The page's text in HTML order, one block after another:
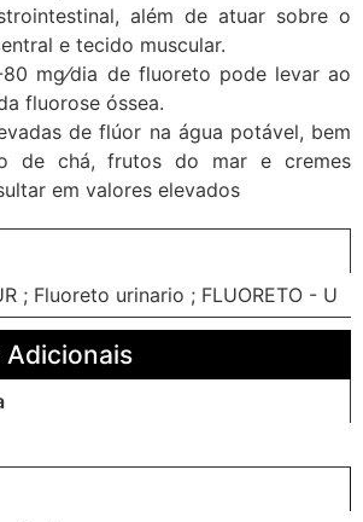
além de atuar sobre o
e tecido muscular.
mg⁄dia de fluoreto pode levar ao
fluorose óssea.
de flúor na água potável, bem
de chá, frutos do mar e cremes
em valores elevados
; Fluoreto urinario ; FLUORETO - U